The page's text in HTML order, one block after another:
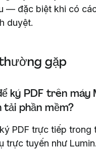
— đặc biệt khi có
duyệt.
gặp
ký PDF trên máy
tải phần mềm?
PDF trực tiếp trong
trực tuyến như